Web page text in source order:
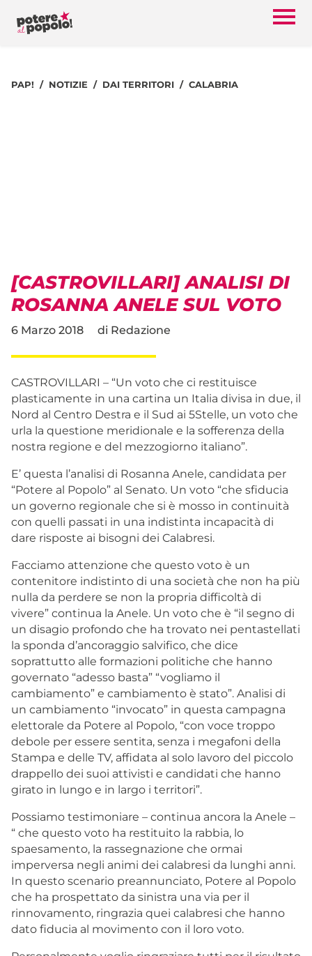
PAP! NOTIZIE DAI TERRITORI CALABRIA
[CASTROVILLARI] ANALISI DI
ROSANNA ANELE SUL VOTO
6 Marzo 2018 di Redazione
CASTROVILLARI – “Un voto che ci restituisce
plasticamente in una cartina un Italia divisa in due, il
Nord al Centro Destra e il Sud ai 5Stelle, un voto che
urla la questione meridionale e la sofferenza della
nostra regione e del mezzogiorno italiano”.
E’ questa l’analisi di Rosanna Anele, candidata per
“Potere al Popolo” al Senato. Un voto “che sfiducia
un governo regionale che si è mosso in continuità
con quelli passati in una indistinta incapacità di
dare risposte ai bisogni dei Calabresi.
Facciamo attenzione che questo voto è un
contenitore indistinto di una società che non ha più
nulla da perdere se non la propria difficoltà di
vivere” continua la Anele. Un voto che è “il segno di
un disagio profondo che ha trovato nei pentastellati
la sponda d’ancoraggio salvifico, che dice
soprattutto alle formazioni politiche che hanno
governato “adesso basta” “vogliamo il
cambiamento” e cambiamento è stato”. Analisi di
un cambiamento “invocato” in questa campagna
elettorale da Potere al Popolo, “con voce troppo
debole per essere sentita, senza i megafoni della
Stampa e delle TV, affidata al solo lavoro del piccolo
drappello dei suoi attivisti e candidati che hanno
girato in lungo e in largo i territori”.
Possiamo testimoniare – continua ancora la Anele –
“ che questo voto ha restituito la rabbia, lo
spaesamento, la rassegnazione che ormai
imperversa negli animi dei calabresi da lunghi anni.
In questo scenario preannunciato, Potere al Popolo
che ha prospettato da sinistra una via per il
rinnovamento, ringrazia quei calabresi che hanno
dato fiducia al movimento con il loro voto.